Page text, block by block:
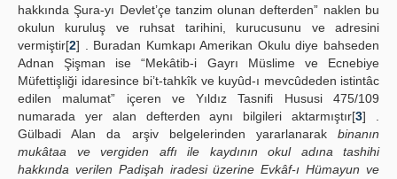
hakkında Şura-yı Devlet’çe tanzim olunan defterden” naklen bu
okulun kuruluş ve ruhsat tarihini, kurucusunu ve adresini
vermiştir[2] . Buradan Kumkapı Amerikan Okulu diye bahseden
Adnan Şişman ise “Mekâtib-i Gayrı Müslime ve Ecnebiye
Müfettişliği idaresince bi’t-tahkîk ve kuyûd-ı mevcûdeden istintâc
edilen malumat” içeren ve Yıldız Tasnifi Hususi 475/109
numarada yer alan defterden aynı bilgileri aktarmıştır[3] .
Gülbadi Alan da arşiv belgelerinden yararlanarak binanın
mukâtaa ve vergiden affı ile kaydının okul adına tashihi
hakkında verilen Padişah iradesi üzerine Evkâf-ı Hümayun ve